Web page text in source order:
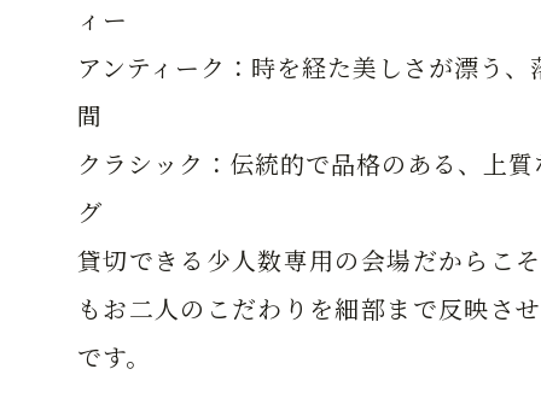
ィー
アンティーク ：時を経た美しさが漂う
間
クラシック ：伝統的で品格のある、上
グ
貸切できる少人数専用の会場だからこ
もお二人のこだわりを細部まで反映さ
です。